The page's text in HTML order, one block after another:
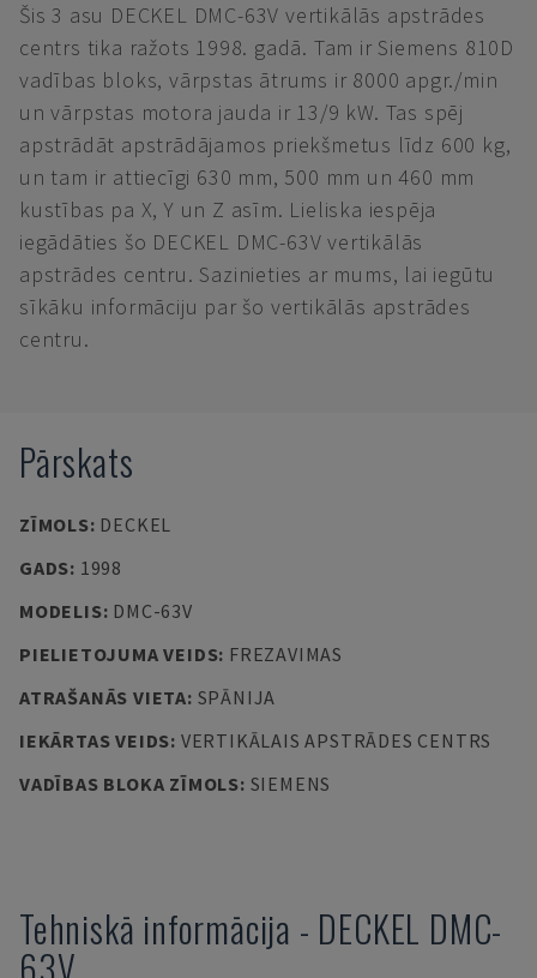
Šis 3 asu DECKEL DMC-63V vertikālās apstrādes
centrs tika ražots 1998. gadā. Tam ir Siemens 810D
vadības bloks, vārpstas ātrums ir 8000 apgr./min
un vārpstas motora jauda ir 13/9 kW. Tas spēj
apstrādāt apstrādājamos priekšmetus līdz 600 kg,
un tam ir attiecīgi 630 mm, 500 mm un 460 mm
kustības pa X, Y un Z asīm. Lieliska iespēja
iegādāties šo DECKEL DMC-63V vertikālās
apstrādes centru. Sazinieties ar mums, lai iegūtu
sīkāku informāciju par šo vertikālās apstrādes
centru.
Pārskats
ZĪMOLS: DECKEL
GADS: 1998
MODELIS: DMC-63V
PIELIETOJUMA VEIDS: FREZAVIMAS
ATRAŠANĀS VIETA: SPĀNIJA
IEKĀRTAS VEIDS: VERTIKĀLAIS APSTRĀDES CENTRS
VADĪBAS BLOKA ZĪMOLS: SIEMENS
Tehniskā informācija - DECKEL DMC-